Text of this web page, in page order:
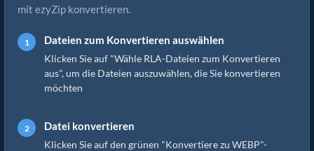
mit ezyZip konvertieren.
Dateien zum Konvertieren auswählen
Klicken Sie auf "Wähle RLA-Dateien zum Konvertieren
aus", um die Dateien auszuwählen, die Sie konvertieren
möchten
Datei konvertieren
Klicken Sie auf den grünen "Konvertiere zu WEBP"-